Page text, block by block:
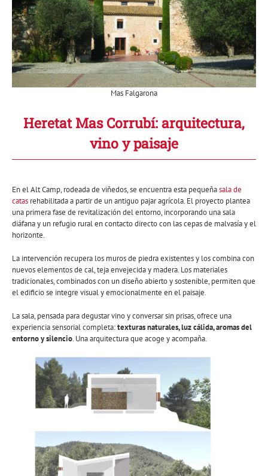
Mas Falgarona
Heretat Mas Corrubí: arquitectura,
vino y paisaje
En el Alt Camp, rodeada de viñedos, se encuentra esta pequeñasala de
catas rehabilitada a partir de un antiguo pajar agrícola. El proyecto plantea
una primera fase de revitalización del entorno, incorporando una sala
diáfana y un refugio rural en contacto directo con las cepas de malvasía y el
horizonte.
La intervención recupera los muros de piedra existentes y los combina con
nuevos elementos de cal, teja envejecida y madera. Los materiales
tradicionales, combinados con un diseño abierto y sostenible, permiten que
el edificio se integre visual y emocionalmente en el paisaje.
La sala, pensada para degustar vino y conversar sin prisas, ofrece una
experiencia sensorial completa:texturas naturales, luz cálida, aromas del
entorno y silencio. Una arquitectura que acoge y acompaña.